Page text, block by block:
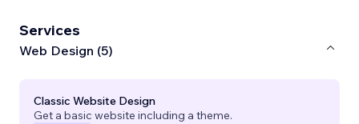
Services
Web Design (5)
Classic Website Design
Get a basic website including a theme.